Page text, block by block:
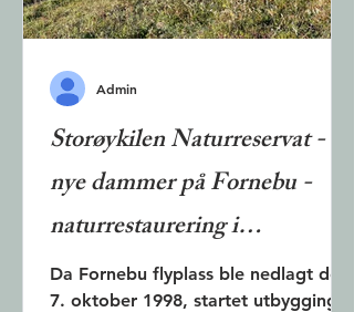
Storøykilen Naturreservat -
nye dammer på Fornebu -
naturrestaurering i
våtmarksområde
Da Fornebu flyplass ble nedlagt den
7. oktober 1998, startet utbyggingen
Admin